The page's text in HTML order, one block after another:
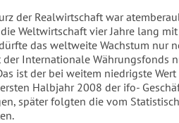
der Realwirtschaft war
Weltwirtschaft vier Jahre lang
das weltweite Wachstum nur
Internationale Währungsfonds
ist der bei weitem niedrigste
Halbjahr 2008 der ifo-
später folgten die vom